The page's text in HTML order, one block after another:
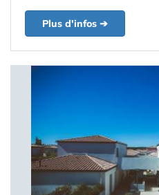
Plus d'infos ➔